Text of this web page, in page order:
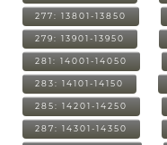
277: 13801-13850
279: 13901-13950
281: 14001-14050
283: 14101-14150
285: 14201-14250
287: 14301-14350